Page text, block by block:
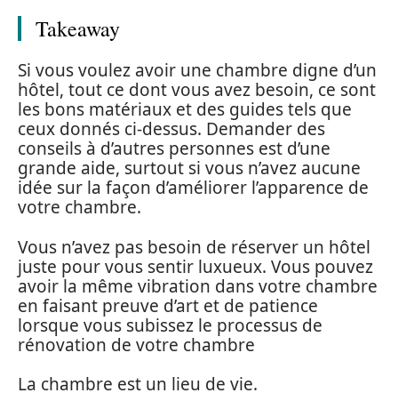
Takeaway
Si vous voulez avoir une chambre digne d’un
hôtel, tout ce dont vous avez besoin, ce sont
les bons matériaux et des guides tels que
ceux donnés ci-dessus. Demander des
conseils à d’autres personnes est d’une
grande aide, surtout si vous n’avez aucune
idée sur la façon d’améliorer l’apparence de
votre chambre.
Vous n’avez pas besoin de réserver un hôtel
juste pour vous sentir luxueux. Vous pouvez
avoir la même vibration dans votre chambre
en faisant preuve d’art et de patience
lorsque vous subissez le processus de
rénovation de votre chambre
La chambre est un lieu de vie.